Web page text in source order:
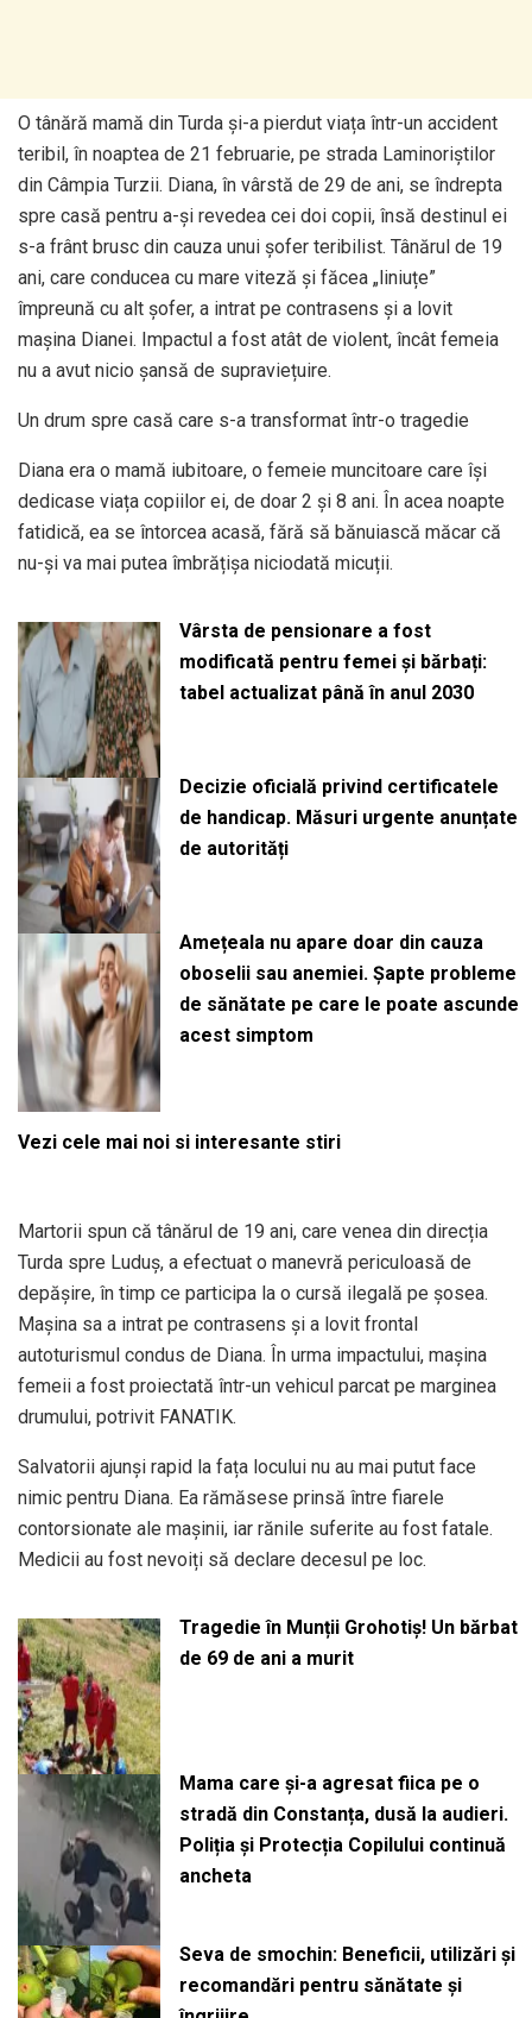
O tânără mamă din Turda și-a pierdut viața într-un accident
teribil, în noaptea de 21 februarie, pe strada Laminoriștilor
din Câmpia Turzii. Diana, în vârstă de 29 de ani, se îndrepta
spre casă pentru a-și revedea cei doi copii, însă destinul ei
s-a frânt brusc din cauza unui șofer teribilist. Tânărul de 19
ani, care conducea cu mare viteză și făcea „liniuțe”
împreună cu alt șofer, a intrat pe contrasens și a lovit
mașina Dianei. Impactul a fost atât de violent, încât femeia
nu a avut nicio șansă de supraviețuire.
Un drum spre casă care s-a transformat într-o tragedie
Diana era o mamă iubitoare, o femeie muncitoare care își
dedicase viața copiilor ei, de doar 2 și 8 ani. În acea noapte
fatidică, ea se întorcea acasă, fără să bănuiască măcar că
nu-și va mai putea îmbrățișa niciodată micuții.
Vârsta de pensionare a fost
modificată pentru femei și bărbați:
tabel actualizat până în anul 2030
Decizie oficială privind certificatele
de handicap. Măsuri urgente anunțate
de autorități
Amețeala nu apare doar din cauza
oboselii sau anemiei. Șapte probleme
de sănătate pe care le poate ascunde
acest simptom
Vezi cele mai noi si interesante stiri
Martorii spun că tânărul de 19 ani, care venea din direcția
Turda spre Luduș, a efectuat o manevră periculoasă de
depășire, în timp ce participa la o cursă ilegală pe șosea.
Mașina sa a intrat pe contrasens și a lovit frontal
autoturismul condus de Diana. În urma impactului, mașina
femeii a fost proiectată într-un vehicul parcat pe marginea
drumului, potrivit FANATIK.
Salvatorii ajunși rapid la fața locului nu au mai putut face
nimic pentru Diana. Ea rămăsese prinsă între fiarele
contorsionate ale mașinii, iar rănile suferite au fost fatale.
Medicii au fost nevoiți să declare decesul pe loc.
Tragedie în Munții Grohotiș! Un bărbat
de 69 de ani a murit
Mama care și-a agresat fiica pe o
stradă din Constanța, dusă la audieri.
Poliția și Protecția Copilului continuă
ancheta
Seva de smochin: Beneficii, utilizări și
recomandări pentru sănătate și